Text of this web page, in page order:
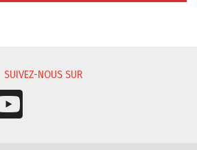
SUIVEZ-NOUS SUR